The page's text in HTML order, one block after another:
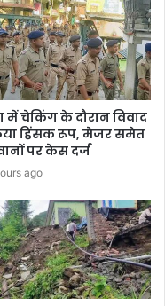
में चेकिंग के दौरान विवाद
हिंसक रूप, मेजर समेत
पर केस दर्ज
ago